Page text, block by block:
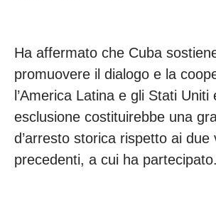
Ha affermato che Cuba
promuovere il dialogo e la
l’America Latina e gli Stati Uniti
esclusione costituirebbe una
d’arresto storica rispetto ai due
precedenti, a cui ha partecipato.